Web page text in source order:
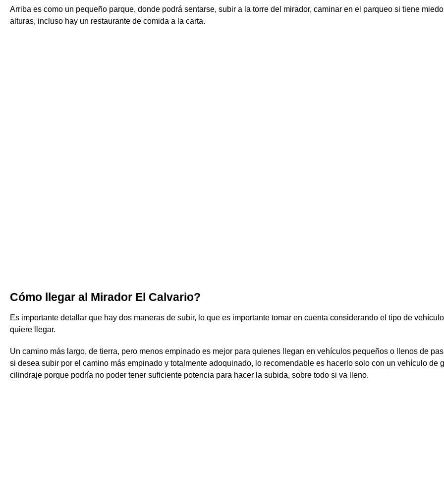
Arriba es como un pequeño parque, donde podrá sentarse, subir a la torre del mirador, caminar en el parqueo si tiene
alturas, incluso hay un restaurante de comida a la carta.
Cómo llegar al Mirador El Calvario?
Es importante detallar que hay dos maneras de subir, lo que es importante tomar en cuenta considerando el tipo de
quiere llegar.
Un camino más largo, de tierra, pero menos empinado es mejor para quienes llegan en vehículos pequeños o llenos de
si desea subir por el camino más empinado y totalmente adoquinado, lo recomendable es hacerlo solo con un vehículo de
cilindraje porque podría no poder tener suficiente potencia para hacer la subida, sobre todo si va lleno.